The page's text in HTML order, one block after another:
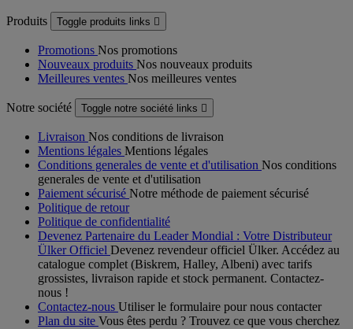
Produits Toggle produits links 
Promotions Nos promotions
Nouveaux produits Nos nouveaux produits
Meilleures ventes Nos meilleures ventes
Notre société Toggle notre société links 
Livraison Nos conditions de livraison
Mentions légales Mentions légales
Conditions generales de vente et d'utilisation Nos conditions
generales de vente et d'utilisation
Paiement sécurisé Notre méthode de paiement sécurisé
Politique de retour
Politique de confidentialité
Devenez Partenaire du Leader Mondial : Votre Distributeur
Ülker Officiel Devenez revendeur officiel Ülker. Accédez au
catalogue complet (Biskrem, Halley, Albeni) avec tarifs
grossistes, livraison rapide et stock permanent. Contactez-
nous !
Contactez-nous Utiliser le formulaire pour nous contacter
Plan du site Vous êtes perdu ? Trouvez ce que vous cherchez